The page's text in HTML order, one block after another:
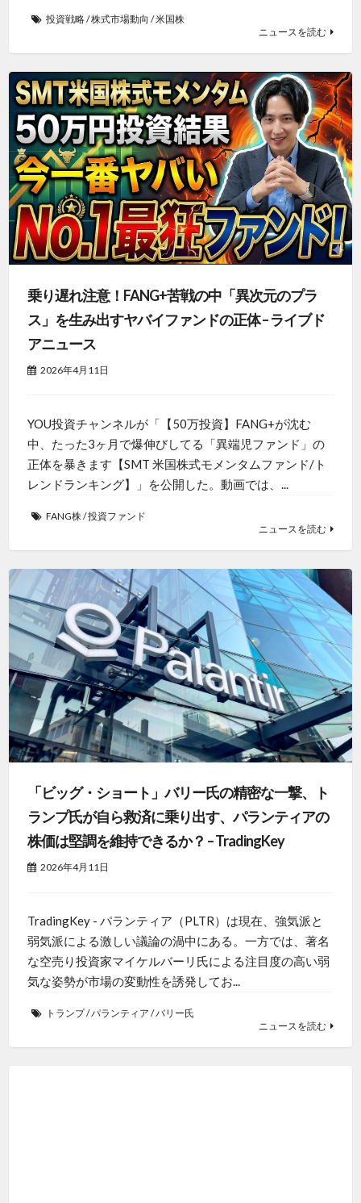
投資戦略/株式市場動向 /米国株
ニュースを読む
乗り遅れ注意！FANG+苦戦の中「異次元のプラ
ス」を生み出すヤバイファンドの正体 – ライブド
アニュース
2026年4月11日
YOU投資チャンネルが「【50万投資】FANG+が沈む
中、たった3ヶ月で爆伸びしてる「異端児ファンド」の
正体を暴きます【SMT 米国株式モメンタムファンド/ト
レンドランキング】」を公開した。動画では、...
FANG株/投資ファンド
ニュースを読む
「ビッグ・ショート」バリー氏の精密な一撃、ト
ランプ氏が自ら救済に乗り出す、パランティアの
株価は堅調を維持できるか？ – TradingKey
2026年4月11日
TradingKey - パランティア（PLTR）は現在、強気派と
弱気派による激しい議論の渦中にある。一方では、著名
な空売り投資家マイケルバーリ氏による注目度の高い弱
気な姿勢が市場の変動性を誘発してお...
トランプ/パランティア /バリー氏
ニュースを読む